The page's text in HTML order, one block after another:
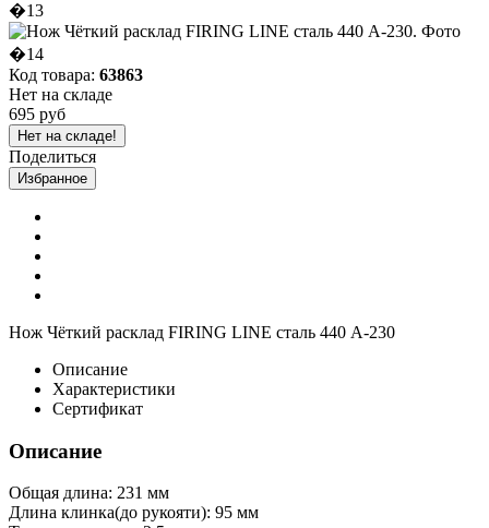
Код товара: 63863
Нет на складе
695 руб
Нет на складе!
Поделиться
Избранное
Нож Чёткий расклад FIRING LINE сталь 440 A-230
Описание
Характеристики
Сертификат
Описание
Общая длина: 231 мм
Длина клинка(до рукояти): 95 мм